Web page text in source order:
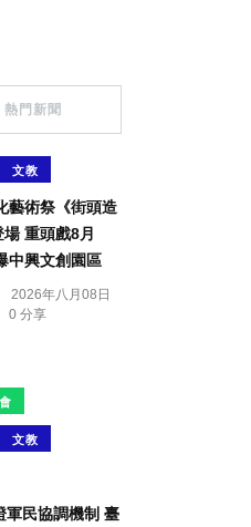
熱門新聞
文教
藝術祭《街頭造
重頭戲8月
中興文創園區
2026年八月08日
0 分享
文教
軍民協調機制 臺